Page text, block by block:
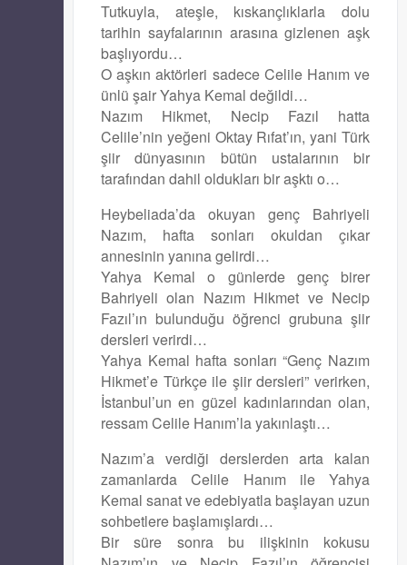
Tutkuyla, ateşle, kıskançlıklarla dolu
tarihin sayfalarının arasına gizlenen aşk
başlıyordu…
O aşkın aktörleri sadece Celile Hanım ve
ünlü şair Yahya Kemal değildi…
Nazım Hikmet, Necip Fazıl hatta
Celile’nin yeğeni Oktay Rıfat’ın, yani Türk
şiir dünyasının bütün ustalarının bir
tarafından dahil oldukları bir aşktı o…
Heybeliada’da okuyan genç Bahriyeli
Nazım, hafta sonları okuldan çıkar
annesinin yanına gelirdi…
Yahya Kemal o günlerde genç birer
Bahriyeli olan Nazım Hikmet ve Necip
Fazıl’ın bulunduğu öğrenci grubuna şiir
dersleri verirdi…
Yahya Kemal hafta sonları “Genç Nazım
Hikmet’e Türkçe ile şiir dersleri” verirken,
İstanbul’un en güzel kadınlarından olan,
ressam Celile Hanım’la yakınlaştı…
Nazım’a verdiği derslerden arta kalan
zamanlarda Celile Hanım ile Yahya
Kemal sanat ve edebiyatla başlayan uzun
sohbetlere başlamışlardı…
Bir süre sonra bu ilişkinin kokusu